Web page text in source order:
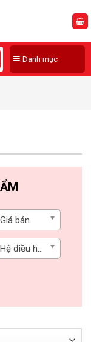
Danh mục
Giá bán
Hệ điều hành